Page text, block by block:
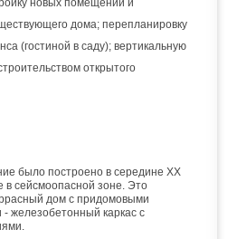
новых помещений и
дома; перепланировку
(гостиной в саду); вертикальную
открытого
было построено в середине ХХ
в сейсмоопасной зоне. Это
дом с придомовыми
- железобетонный каркас с